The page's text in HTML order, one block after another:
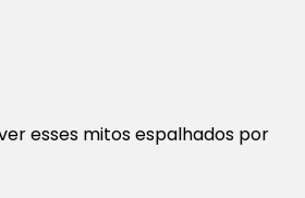
esses mitos espalhados por